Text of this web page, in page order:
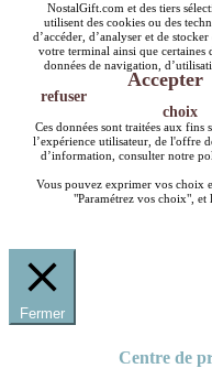
NostalGift.com et des tiers
utilisent des cookies ou des
d’accéder, d’analyser et de
votre terminal ainsi que certaines
données de navigation,
Accepter
refuser
choix
Ces données sont traitées aux fins
l’expérience utilisateur, de l'offre
d’information, consulter notre
Vous pouvez exprimer vos choix
"Paramétrez vos choix", et
Fermer
Centre de